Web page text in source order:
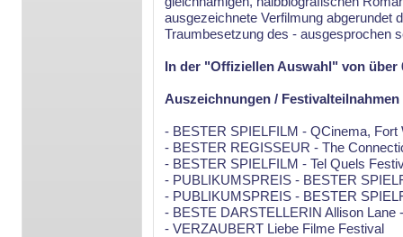
ausgezeichnete Verfilmung abgerundet
Traumbesetzung des - ausgesprochen
In der "Offiziellen Auswahl" von
Auszeichnungen /
- BESTER SPIELFILM - QCinema, Fort
- BESTER REGISSEUR - The
- BESTER SPIELFILM - Tel Quels
- PUBLIKUMSPREIS - BESTER
- PUBLIKUMSPREIS - BESTER
- BESTE DARSTELLERIN Allison Lane
- VERZAUBERT Liebe Filme Festival